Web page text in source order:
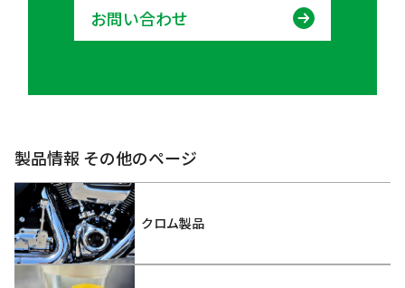
お問い合わせ
製品情報 その他のページ
クロム製品